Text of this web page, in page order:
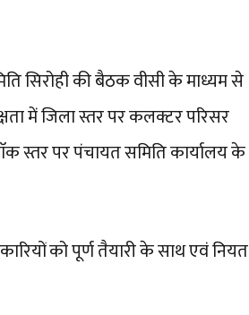
सिरोही की बैठक वीसी के माध्यम से
में जिला स्तर पर कलक्टर परिसर
स्तर पर पंचायत समिति कार्यालय के
को पूर्ण तैयारी के साथ एवं नियत